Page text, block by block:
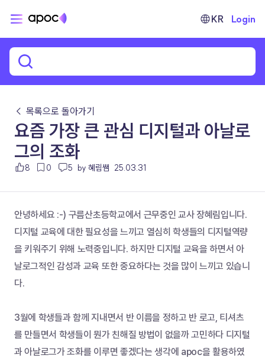
KR Login
← 목록으로 돌아가기
요즘 가장 큰 관심 디지털과 아날로
그의 조화
8 0 5 by 혜림쌤 25.03.31
안녕하세요 :-) 구름산초등학교에서 근무중인 교사 장혜림입니다.
디지털 교육에 대한 필요성을 느끼고 열심히 학생들의 디지털역량
을 키워주기 위해 노력중입니다. 하지만 디지털 교육을 하면서 아
날로그적인 감성과 교육 또한 중요하다는 것을 많이 느끼고 있습니
다.
3월에 학생들과 함께 지내면서 반 이름을 정하고 반 로고, 티셔츠
를 만들면서 학생들이 뭔가 친해질 방법이 없을까 고민하다 디지털
과 아날로그가 조화를 이루면 좋겠다는 생각에 apoc을 활용하였